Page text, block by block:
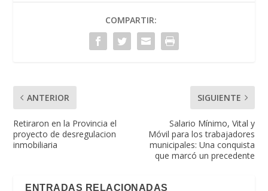
COMPARTIR:
ANTERIOR
Retiraron en la Provincia el
proyecto de desregulacion
inmobiliaria
SIGUIENTE
Salario Mínimo, Vital y
Móvil para los trabajadores
municipales: Una conquista
que marcó un precedente
ENTRADAS RELACIONADAS